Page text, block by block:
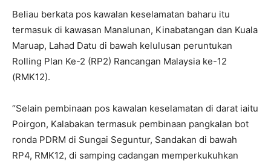
Beliau berkata pos kawalan keselamatan baharu itu
termasuk di kawasan Manalunan, Kinabatangan dan Kuala
Maruap, Lahad Datu di bawah kelulusan peruntukan
Rolling Plan Ke-2 (RP2) Rancangan Malaysia ke-12
(RMK12).
“Selain pembinaan pos kawalan keselamatan di darat iaitu
Poirgon, Kalabakan termasuk pembinaan pangkalan bot
ronda PDRM di Sungai Seguntur, Sandakan di bawah
RP4, RMK12, di samping cadangan memperkukuhkan